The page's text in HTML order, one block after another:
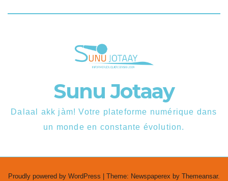
Sunu Jotaay
Dalaal akk jàm! Votre plateforme numérique dans
un monde en constante évolution.
Proudly powered by WordPress Theme: Newspaperex by Themeansar.